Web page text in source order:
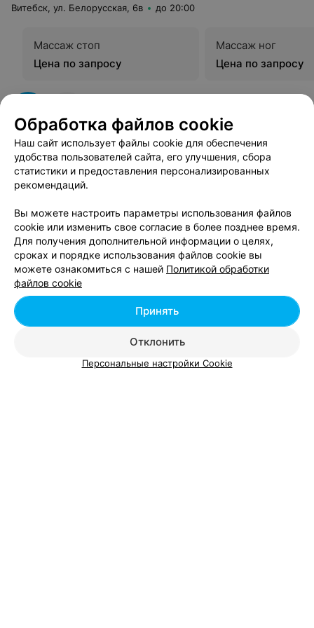
Витебск, ул. Белорусская, 6в до 20:00
Массаж стоп
Цена по запросу
Массаж ног
Цена по запросу
Вам будет интересно
Массаж шейно-воротниковой зоны в Витебске
Медовый массаж в Витебске
Расслабляющий массаж в Витебске
Обработка файлов cookie
Наш сайт использует файлы cookie для обеспечения
удобства пользователей сайта, его улучшения, сбора
статистики и предоставления персонализированных
рекомендаций.
Вы можете настроить параметры использования файлов
cookie или изменить свое согласие в более позднее время.
Для получения дополнительной информации о целях,
сроках и порядке использования файлов cookie вы
можете ознакомиться с нашей Политикой обработки
файлов cookie
Отклонить
Принять
Персональные настройки Cookie